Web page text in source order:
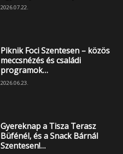
2026.07.22.
Piknik Foci Szentesen – közös
meccsnézés és családi
programok…
2026.06.23.
Gyereknap a Tisza Terasz
Büfénél, és a Snack Bárnál
Szentesen!…